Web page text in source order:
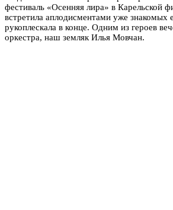
фестиваль «Осенняя лира» в Карельской
встретила аплодисментами уже знакомых
рукоплескала в конце. Одним из героев
оркестра, наш земляк Илья Мовчан.